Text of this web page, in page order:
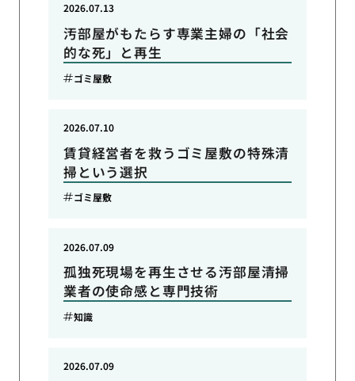
汚部屋がもたらす専業主婦の「社会
的な死」と再生
2026.07.13
ゴミ屋敷
賃貸経営者を救うゴミ屋敷の特殊清
掃という選択
2026.07.10
ゴミ屋敷
孤独死現場を再生させる汚部屋清掃
業者の使命感と専門技術
2026.07.09
知識
2026.07.09